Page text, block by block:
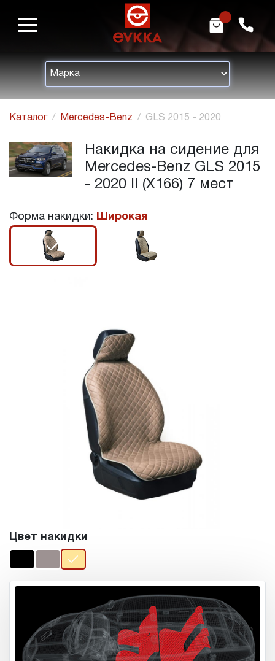
h m
Каталог Mercedes-Benz GLS 2015 - 2020
Накидка на сидение для
Mercedes-Benz GLS 2015
- 2020 II (X166) 7 мест
Форма накидки: Широкая
r
Цвет накидки